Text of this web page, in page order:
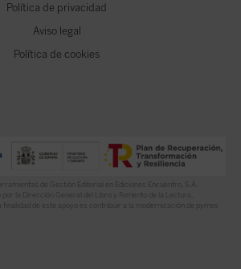
Política de privacidad
Aviso legal
Política de cookies
de Gestión Editorial en Ediciones Encuentro, S.A.
por la Dirección General del Libro y Fomento de la Lectura,
finalidad de este apoyo es contribuir a la modernización de pymes